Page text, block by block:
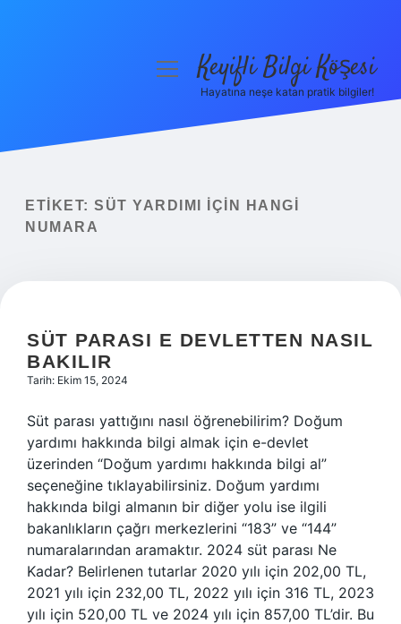
Yasal Uyarı
menüyüKeyifli Bilgi Köşesi
Hayatına neşe katan pratik bilgiler!
ETIKET: SÜT YARDIMI IÇIN HANGI
NUMARA
SÜT PARASI E DEVLETTEN NASIL
BAKILIR
Tarih: Ekim 15, 2024
Süt parası yattığını nasıl öğrenebilirim? Doğum
yardımı hakkında bilgi almak için e-devlet
üzerinden “Doğum yardımı hakkında bilgi al”
seçeneğine tıklayabilirsiniz. Doğum yardımı
hakkında bilgi almanın bir diğer yolu ise ilgili
bakanlıkların çağrı merkezlerini “183” ve “144”
numaralarından aramaktır. 2024 süt parası Ne
Kadar? Belirlenen tutarlar 2020 yılı için 202,00 TL,
2021 yılı için 232,00 TL, 2022 yılı için 316 TL, 2023
yılı için 520,00 TL ve 2024 yılı için 857,00 TL’dir. Bu